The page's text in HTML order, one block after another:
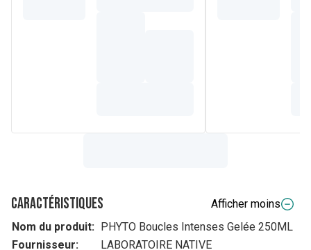
Caractéristiques
Afficher moins
Nom du produit: PHYTO Boucles Intenses Gelée 250ML
Fournisseur:
LABORATOIRE NATIVE